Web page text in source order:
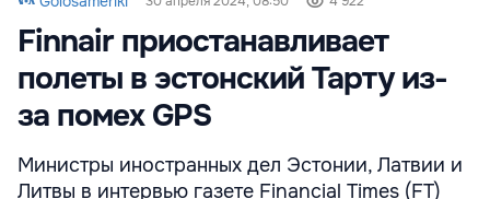
Finnair приостанавливает
полеты в эстонский Тарту из-
за помех GPS
Министры иностранных дел Эстонии, Латвии и
Литвы в интервью газете Financial Times (FT)